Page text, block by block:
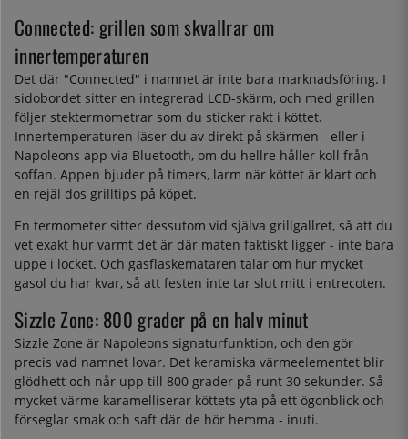
Connected: grillen som skvallrar om
innertemperaturen
Det där "Connected" i namnet är inte bara marknadsföring. I
sidobordet sitter en integrerad LCD-skärm, och med grillen
följer stektermometrar som du sticker rakt i köttet.
Innertemperaturen läser du av direkt på skärmen - eller i
Napoleons app via Bluetooth, om du hellre håller koll från
soffan. Appen bjuder på timers, larm när köttet är klart och
en rejäl dos grilltips på köpet.
En termometer sitter dessutom vid själva grillgallret, så att du
vet exakt hur varmt det är där maten faktiskt ligger - inte bara
uppe i locket. Och gasflaskemätaren talar om hur mycket
gasol du har kvar, så att festen inte tar slut mitt i entrecoten.
Sizzle Zone: 800 grader på en halv minut
Sizzle Zone är Napoleons signaturfunktion, och den gör
precis vad namnet lovar. Det keramiska värmeelementet blir
glödhett och når upp till 800 grader på runt 30 sekunder. Så
mycket värme karamelliserar köttets yta på ett ögonblick och
förseglar smak och saft där de hör hemma - inuti.